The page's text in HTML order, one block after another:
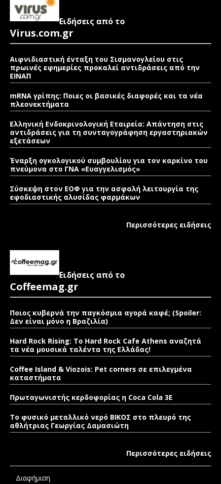
Ειδήσεις από το
Virus.com.gr
Αιφνιδιαστική ένταξη του Σισμανογλείου στις
πρωινές εφημερίες προκαλεί αντιδράσεις από την
ΕΙΝΑΠ
mRNA γρίπης: Ποιες οι βασικές διαφορές και τα νέα
πλεονεκτήματα
Ελληνική Ενδοκρινολογική Εταιρεία: Απάντηση στις
αντιδράσεις για τη συνταγογράφηση εργαστηριακών
εξετάσεων
Έναρξη ογκολογικού συμβουλίου για τον καρκίνο του
πνεύμονα στο ΓΝΑ «Ευαγγελισμός»
Σύσκεψη στον ΕΟΦ για την ασφαλή λειτουργία της
εφοδιαστικής αλυσίδας φαρμάκων
Περισσότερες ειδήσεις
Ειδήσεις από το
Coffeemag.gr
Ποιος κυβερνά την παγκόσμια αγορά καφέ; (Spoiler:
Δεν είναι μόνο η Βραζιλία)
Hard Rock Rising: Το Hard Rock Cafe Athens αναζητά
τα νέα μουσικά ταλέντα της Ελλάδας!
Coffee Island & Viozois: Pet corners σε επιλεγμένα
καταστήματα
Πρωταγωνιστής κερδοφορίας η Coca Cola 3E
Το φυσικό μεταλλικό νερό ΒΙΚΟΣ στο πλευρό της
αθλήτριας Γεωργίας Δαμασιώτη
Περισσότερες ειδήσεις
Διαφήμιση